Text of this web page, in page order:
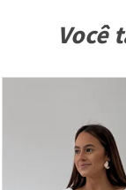
Você